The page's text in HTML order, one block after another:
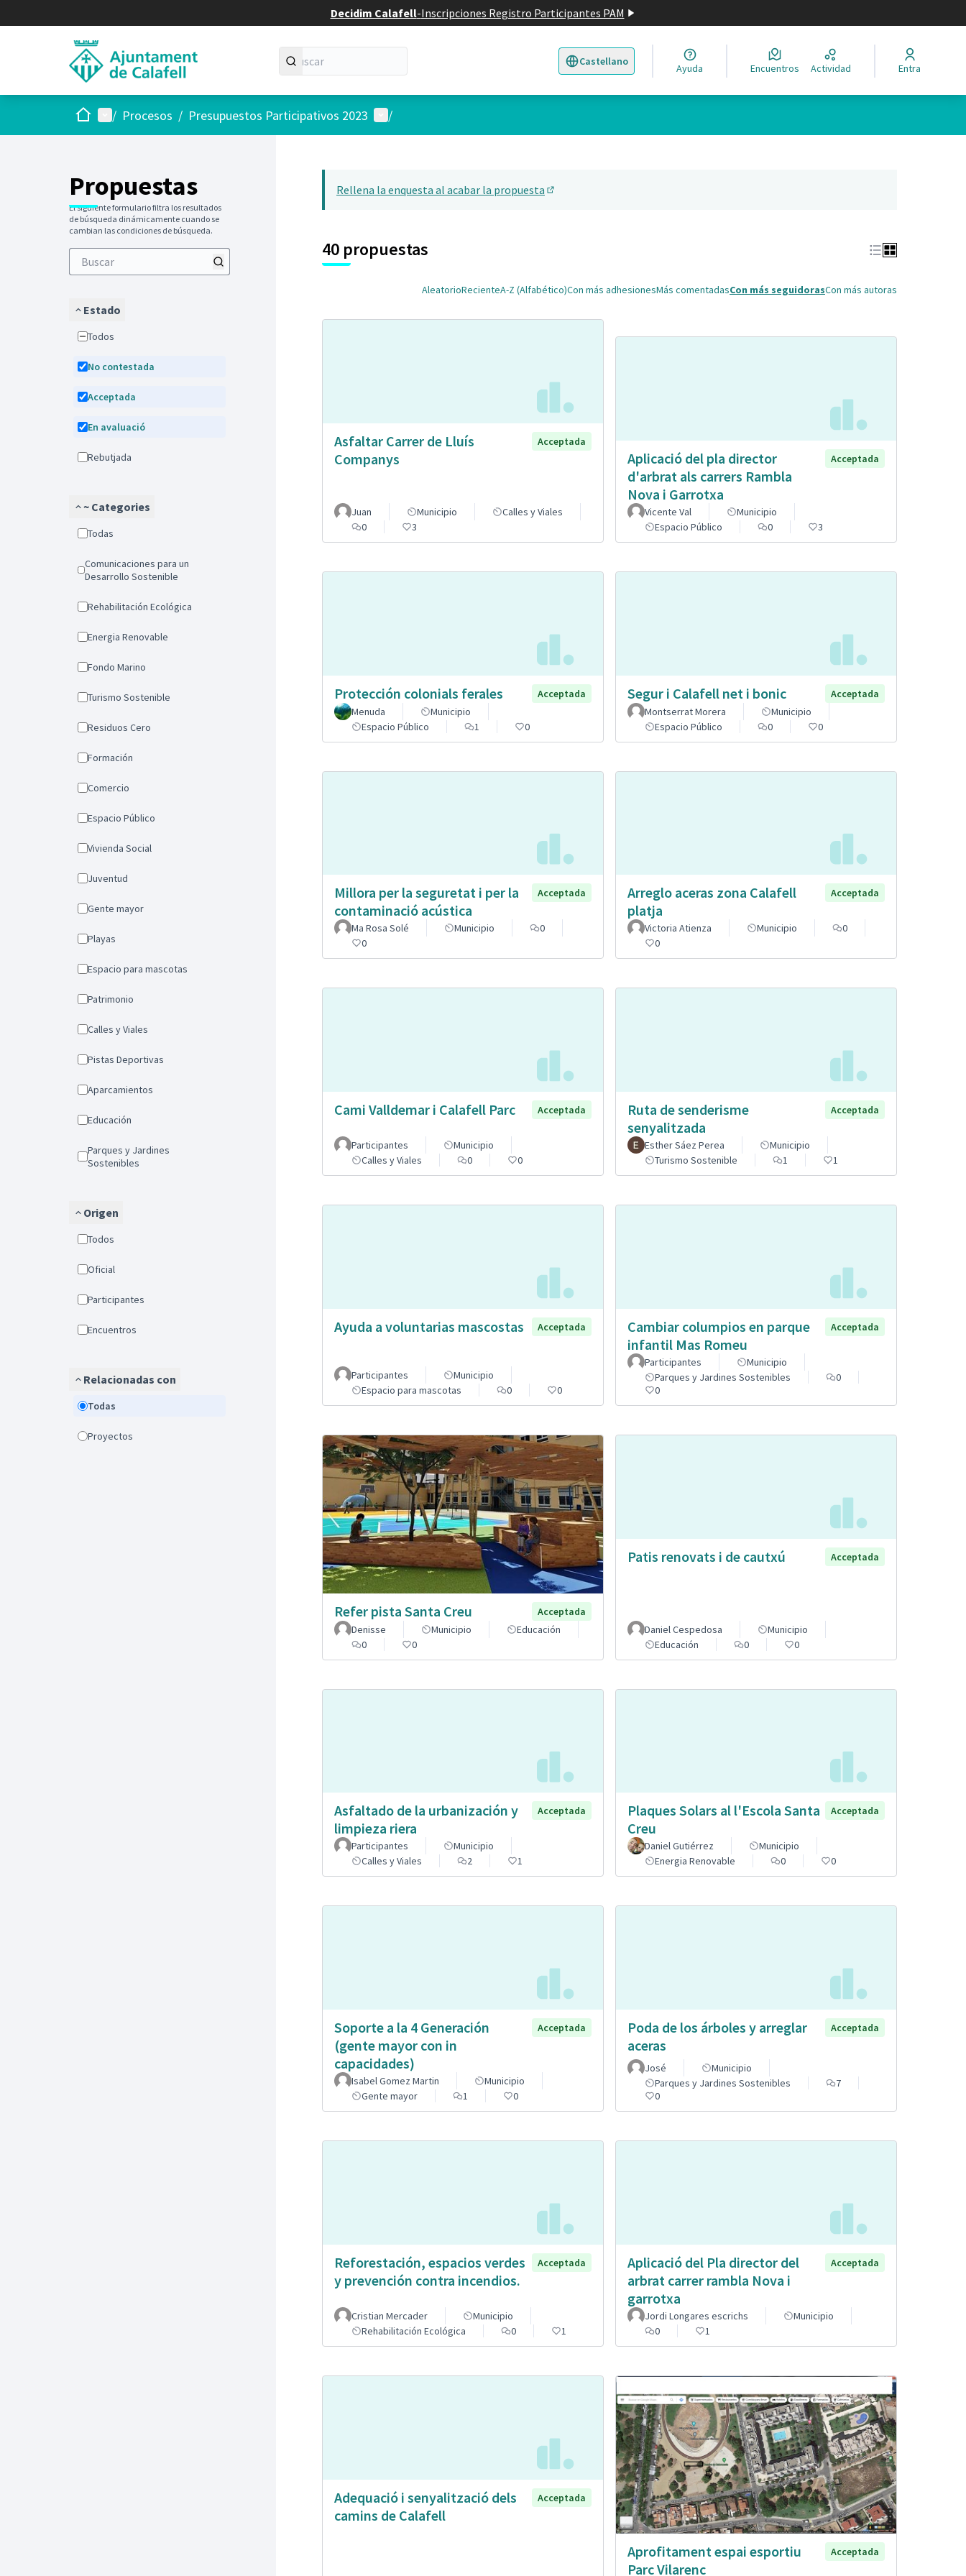
Decidim Calafell-Inscripciones Registro Participantes PAM
Castellano
Triar la llengua Elegir el idioma
Ayuda Encuentros Actividad Entra
InicioMenú principal
/ Procesos / Presupuestos Participativos 2023 Menú de usuario
/
Propuestas
El siguiente formulario filtra los resultados
de búsqueda dinámicamente cuando se
cambian las condiciones de búsqueda.
Estado
Todos
No contestada
Acceptada
En avaluació
Rebutjada
~ Categories
Todas
Comunicaciones para un
Desarrollo Sostenible
Rehabilitación Ecológica
Energia Renovable
Fondo Marino
Turismo Sostenible
Residuos Cero
Formación
Comercio
Espacio Público
Vivienda Social
Juventud
Gente mayor
Playas
Espacio para mascotas
Patrimonio
Calles y Viales
Pistas Deportivas
Aparcamientos
Educación
Parques y Jardines
Sostenibles
Origen
Todos
Oficial
Participantes
Encuentros
Relacionadas con
Todas
Proyectos
22
Rellena la enquesta al acabar la propuesta
40 propuestas
AleatorioRecienteA-Z (Alfabético)Con más adhesionesMás comentadasCon más seguidorasCon más autoras
Asfaltar Carrer de Lluís
Companys
Acceptada
Juan Municipio
Calles y Viales
0
3
Aplicació del pla director
d'arbrat als carrers Rambla
Nova i Garrotxa
Acceptada
Vicente Val
Municipio
Espacio Público
0 3
Protección colonials ferales
Acceptada
Menuda
Municipio
Espacio Público
1 0
Segur i Calafell net i bonic
Acceptada
Montserrat Morera
Municipio
Espacio Público
0 0
Millora per la seguretat i per la
contaminació acústica
Acceptada
Ma Rosa Solé Municipio
0
0
Arreglo aceras zona Calafell
platja
Acceptada
Victoria Atienza Municipio
0
0
Cami Valldemar i Calafell Parc Acceptada
Participantes
Municipio
Calles y Viales
0 0
Ruta de senderisme
senyalitzada
Acceptada
Esther Sáez Perea
Municipio
Turismo Sostenible
1 1
Ayuda a voluntarias mascostas Acceptada
Participantes
Municipio
Espacio para mascotas
0 0
Cambiar columpios en parque
infantil Mas Romeu
Acceptada
Participantes
Municipio
Parques y Jardines Sostenibles
0
0
Refer pista Santa Creu
Acceptada
Denisse
Municipio
Educación
0
0
Patis renovats i de cautxú Acceptada
Daniel Cespedosa
Municipio
Educación
0 0
Asfaltado de la urbanización y
limpieza riera
Acceptada
Participantes
Municipio
Calles y Viales
2 1
Plaques Solars al l'Escola Santa
Creu
Acceptada
Daniel Gutiérrez
Municipio
Energia Renovable
0 0
Soporte a la 4 Generación
(gente mayor con in
capacidades)
Acceptada
Isabel Gomez Martin
Municipio
Gente mayor
1 0
Poda de los árboles y arreglar
aceras
Acceptada
José
Municipio
Parques y Jardines Sostenibles
7
0
Reforestación, espacios verdes
y prevención contra incendios.
Acceptada
Cristian Mercader
Municipio
Rehabilitación Ecológica
0 1
Aplicació del Pla director del
arbrat carrer rambla Nova i
garrotxa
Acceptada
Jordi Longares escrichs
Municipio
0
1
Adequació i senyalització dels
camins de Calafell
Acceptada
Aprofitament espai esportiu
Parc Vilarenc
Acceptada